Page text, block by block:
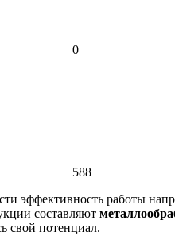
0
588
эффективность работы
составляют
свой потенциал.